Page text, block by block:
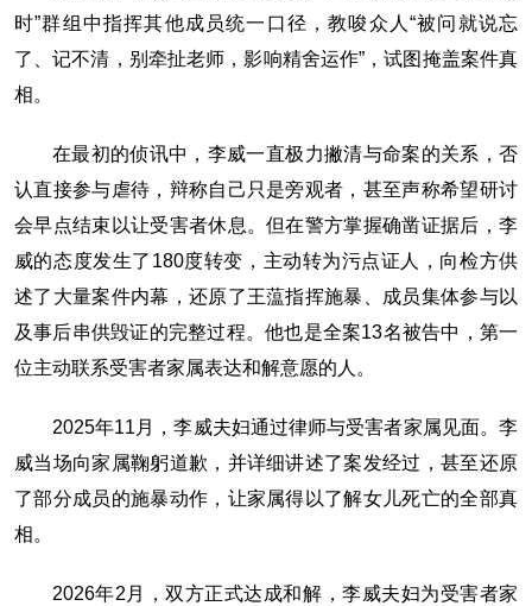
时”群组中指挥其他成员统一口径，教唆众人“被问就说忘
了、记不清，别牵扯老师，影响精舍运作”，试图掩盖案件真
相。
在最初的侦讯中，李威一直极力撇清与命案的关系，否
认直接参与虐待，辩称自己只是旁观者，甚至声称希望研讨
会早点结束以让受害者休息。但在警方掌握确凿证据后，李
威的态度发生了180度转变，主动转为污点证人，向检方供
述了大量案件内幕，还原了王蕰指挥施暴、成员集体参与以
及事后串供毁证的完整过程。他也是全案13名被告中，第一
位主动联系受害者家属表达和解意愿的人。
2025年11月，李威夫妇通过律师与受害者家属见面。李
威当场向家属鞠躬道歉，并详细讲述了案发经过，甚至还原
了部分成员的施暴动作，让家属得以了解女儿死亡的全部真
相。
2026年2月，双方正式达成和解，李威夫妇为受害者家